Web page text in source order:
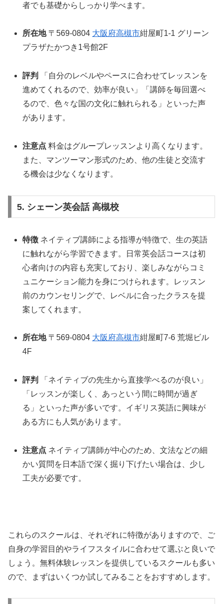
者でも基礎からしっかり学べます。
所在地〒569-0804 大阪府高槻市紺屋町1-1 グリーン
プラザたかつき1号館2F
評判
「自分のレベルやペースに合わせてレッスンを
進めてくれるので、効率が良い」「講師を毎回選べ
るので、色々な国の文化に触れられる」といった声
があります。
注意点 料金はグループレッスンより高くなります。
また、マンツーマン形式のため、他の生徒と交流す
る機会は少なくなります。
5. シェーン英会話 高槻校
特徴 ネイティブ講師による指導が特徴で、生の英語
に触れながら学習できます。日常英会話コースは初
心者向けの内容も充実しており、楽しみながらコミ
ュニケーション能力を身につけられます。レッスン
前のカウンセリングで、レベルに合ったクラスを提
案してくれます。
所在地〒569-0804 大阪府高槻市紺屋町7-6 荒堀ビル
4F
評判
「ネイティブの先生から直接学べるのが良い」
「レッスンが楽しく、あっという間に時間が過ぎ
る」といった声が多いです。イギリス英語に興味が
ある方にも人気があります。
注意点 ネイティブ講師が中心のため、文法などの細
かい質問を日本語で深く掘り下げたい場合は、少し
工夫が必要です。
これらのスクールは、それぞれに特徴がありますので、ご
自身の学習目的やライフスタイルに合わせて選ぶと良いで
しょう。無料体験レッスンを提供しているスクールも多い
ので、まずはいくつか試してみることをおすすめします。